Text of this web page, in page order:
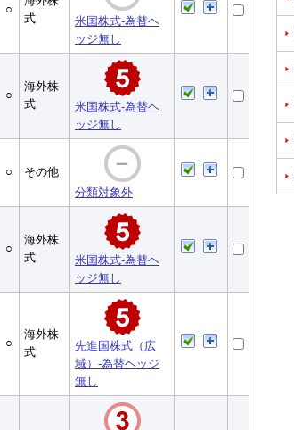
○
式
米国株式-為替ヘ
ッジ無し
○
海外株
式
米国株式-為替ヘ
ッジ無し
○
その他
分類対象外
○
海外株
式
米国株式-為替ヘ
ッジ無し
○
海外株
式
先進国株式（広
域）-為替ヘッジ
無し




